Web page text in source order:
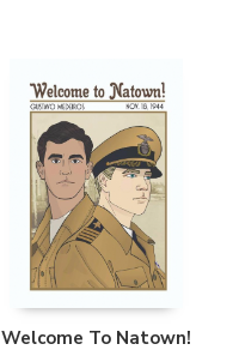
Welcome To Natown!